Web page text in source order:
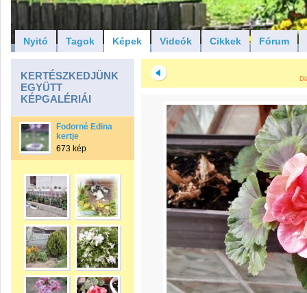
Nyitó Tagok Képek Videók Cikkek Fórum
KERTÉSZKEDJÜNK
EGYÜTT
KÉPGALÉRIÁI
Fodorné Edina
kertje
673 kép